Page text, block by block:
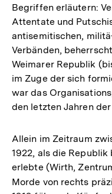
Begriffen erläutern:
Attentate und
antisemitischen,
Verbänden,
Weimarer Republik
im Zuge der sich
war das
den letzten Jahren
Allein im Zeitraum
1922, als die
erlebte (Wirth,
Morde von rechts